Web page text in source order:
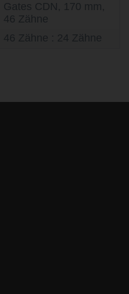
Gates CDN, 170 mm,
46 Zähne